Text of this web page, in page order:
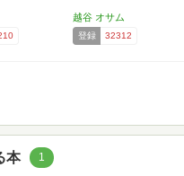
越谷 オサム
登録 32312
本 1